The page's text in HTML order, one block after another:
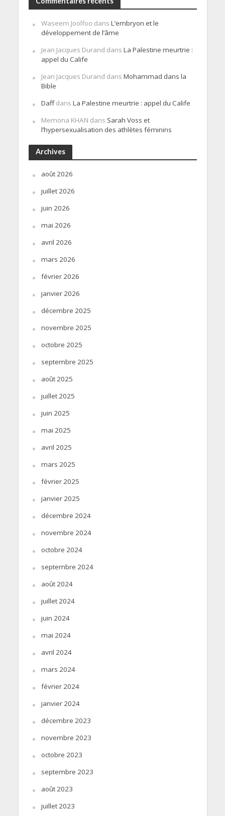
Waseem Joolfoo dans L’embryon et le
développement de l’âme
Jean Jacques Durand dans La Palestine meurtrie :
appel du Calife
Jean Jacques Durand dans Mohammad dans la
Bible
Daffdans La Palestine meurtrie : appel du Calife
Memona KHAN dans Sarah Voss et
l’hypersexualisation des athlètes féminins
Archives
août 2026
juillet 2026
juin 2026
mai 2026
avril 2026
mars 2026
février 2026
janvier 2026
décembre 2025
novembre 2025
octobre 2025
septembre 2025
août 2025
juillet 2025
juin 2025
mai 2025
avril 2025
mars 2025
février 2025
janvier 2025
décembre 2024
novembre 2024
octobre 2024
septembre 2024
août 2024
juillet 2024
juin 2024
mai 2024
avril 2024
mars 2024
février 2024
janvier 2024
décembre 2023
novembre 2023
octobre 2023
septembre 2023
août 2023
juillet 2023